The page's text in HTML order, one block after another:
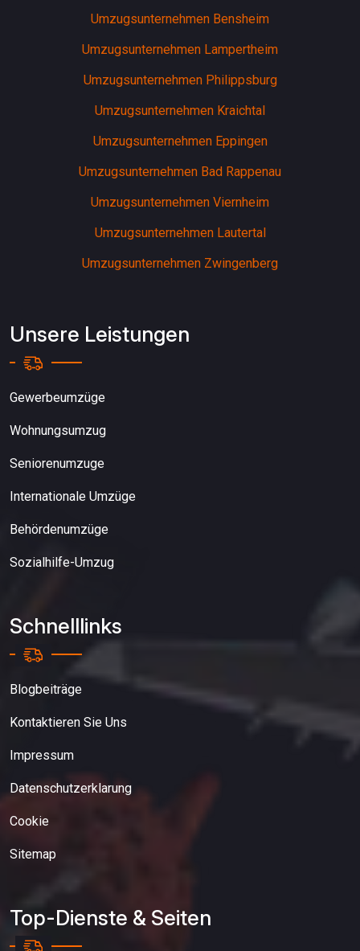
Umzugsunternehmen Bensheim
Umzugsunternehmen Lampertheim
Umzugsunternehmen Philippsburg
Umzugsunternehmen Kraichtal
Umzugsunternehmen Eppingen
Umzugsunternehmen Bad Rappenau
Umzugsunternehmen Viernheim
Umzugsunternehmen Lautertal
Umzugsunternehmen Zwingenberg
Unsere Leistungen
Gewerbeumzüge
Wohnungsumzug
Seniorenumzuge
Internationale Umzüge
Behördenumzüge
Sozialhilfe-Umzug
Schnelllinks
Blogbeiträge
Kontaktieren Sie Uns
Impressum
Datenschutzerklarung
Cookie
Sitemap
Top-Dienste & Seiten